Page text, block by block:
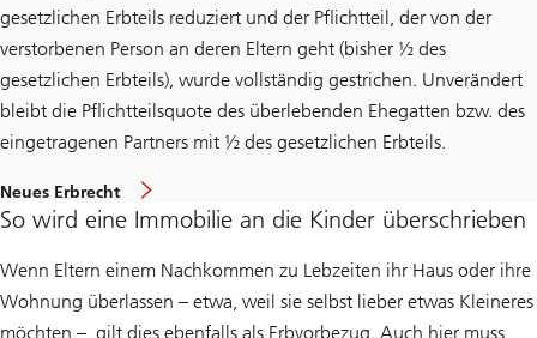
gesetzlichen Erbteils reduziert und der Pflichtteil, der von der
verstorbenen Person an deren Eltern geht (bisher ½ des
gesetzlichen Erbteils), wurde vollständig gestrichen. Unverändert
bleibt die Pflichtteilsquote des überlebenden Ehegatten bzw. des
eingetragenen Partners mit ½ des gesetzlichen Erbteils.
Neues Erbrecht
So wird eine Immobilie an die Kinder überschrieben
Wenn Eltern einem Nachkommen zu Lebzeiten ihr Haus oder ihre
Wohnung überlassen – etwa, weil sie selbst lieber etwas Kleineres
möchten –, gilt dies ebenfalls als Erbvorbezug. Auch hier muss